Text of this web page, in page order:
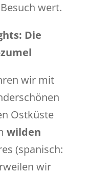
wert.
Die
wir mit
Ostküste
wilden
(spanisch:
wir